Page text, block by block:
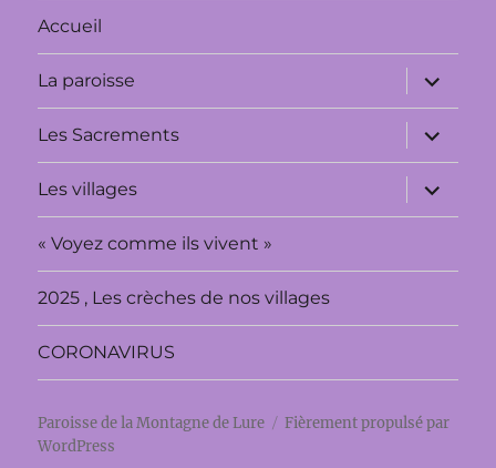
Accueil
La paroisse
ouvrir
le
sous-
menu
Les Sacrements
ouvrir
le
sous-
menu
Les villages
ouvrir
le
sous-
« Voyez comme ils vivent »
2025 , Les crèches de nos villages
CORONAVIRUS
Paroisse de la Montagne de Lure
Fièrement propulsé par
WordPress